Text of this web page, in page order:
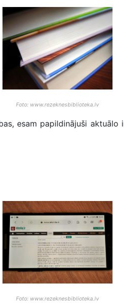
Foto: www.rezeknesbiblioteka.lv
esam papildinājuši
Foto: www.rezeknesbiblioteka.lv